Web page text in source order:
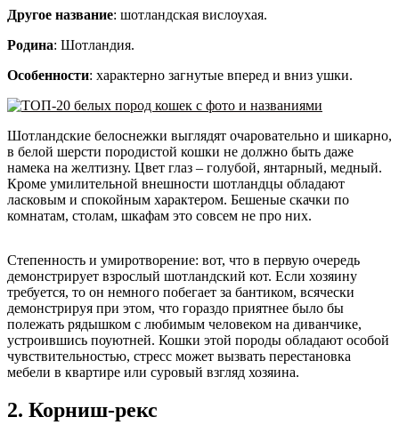
Другое название: шотландская вислоухая.
Родина: Шотландия.
Особенности: характерно загнутые вперед и вниз ушки.
Шотландские белоснежки выглядят очаровательно и шикарно,
в белой шерсти породистой кошки не должно быть даже
намека на желтизну. Цвет глаз – голубой, янтарный, медный.
Кроме умилительной внешности шотландцы обладают
ласковым и спокойным характером. Бешеные скачки по
комнатам, столам, шкафам это совсем не про них.
Степенность и умиротворение: вот, что в первую очередь
демонстрирует взрослый шотландский кот. Если хозяину
требуется, то он немного побегает за бантиком, всячески
демонстрируя при этом, что гораздо приятнее было бы
полежать рядышком с любимым человеком на диванчике,
устроившись поуютней. Кошки этой породы обладают особой
чувствительностью, стресс может вызвать перестановка
мебели в квартире или суровый взгляд хозяина.
2. Корниш-рекс